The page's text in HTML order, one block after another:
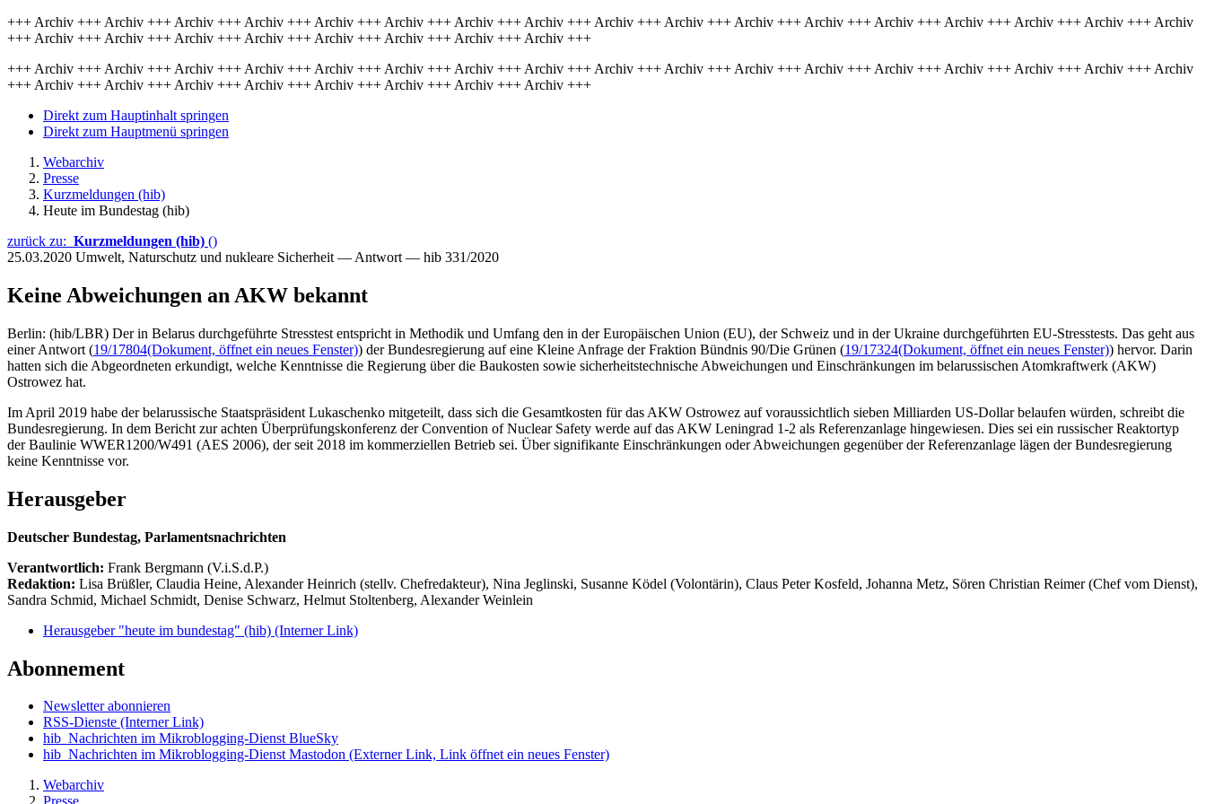
+++ Archiv +++ Archiv +++ Archiv +++ Archiv +++ Archiv +++ Archiv +++ Archiv +++ Archiv +++ Archiv +++ Archiv +++ Archiv +++ Archiv +++ Archiv +++ Archiv +++ Archiv +++ Archiv +++ Archiv
+++ Archiv +++ Archiv +++ Archiv +++ Archiv +++ Archiv +++ Archiv +++ Archiv +++ Archiv +++
+++ Archiv +++ Archiv +++ Archiv +++ Archiv +++ Archiv +++ Archiv +++ Archiv +++ Archiv +++ Archiv +++ Archiv +++ Archiv +++ Archiv +++ Archiv +++ Archiv +++ Archiv +++ Archiv +++ Archiv
+++ Archiv +++ Archiv +++ Archiv +++ Archiv +++ Archiv +++ Archiv +++ Archiv +++ Archiv +++
Direkt zum Hauptinhalt springen
Direkt zum Hauptmenü springen
Webarchiv
Presse
Kurzmeldungen (hib)
Heute im Bundestag (hib)
zurück zu: Kurzmeldungen (hib) ()
25.03.2020 Umwelt, Naturschutz und nukleare Sicherheit — Antwort — hib 331/2020
Keine Abweichungen an AKW bekannt
Berlin: (hib/LBR) Der in Belarus durchgeführte Stresstest entspricht in Methodik und Umfang den in der Europäischen Union (EU), der Schweiz und in der Ukraine durchgeführten EU-Stresstests. Das geht aus
einer Antwort (19/17804(Dokument, öffnet ein neues Fenster)) der Bundesregierung auf eine Kleine Anfrage der Fraktion Bündnis 90/Die Grünen (19/17324(Dokument, öffnet ein neues Fenster)) hervor. Darin
hatten sich die Abgeordneten erkundigt, welche Kenntnisse die Regierung über die Baukosten sowie sicherheitstechnische Abweichungen und Einschränkungen im belarussischen Atomkraftwerk (AKW)
Ostrowez hat.
Im April 2019 habe der belarussische Staatspräsident Lukaschenko mitgeteilt, dass sich die Gesamtkosten für das AKW Ostrowez auf voraussichtlich sieben Milliarden US-Dollar belaufen würden, schreibt die
Bundesregierung. In dem Bericht zur achten Überprüfungskonferenz der Convention of Nuclear Safety werde auf das AKW Leningrad 1-2 als Referenzanlage hingewiesen. Dies sei ein russischer Reaktortyp
der Baulinie WWER1200/W491 (AES 2006), der seit 2018 im kommerziellen Betrieb sei. Über signifikante Einschränkungen oder Abweichungen gegenüber der Referenzanlage lägen der Bundesregierung
keine Kenntnisse vor.
Herausgeber
Deutscher Bundestag, Parlamentsnachrichten
Verantwortlich: Frank Bergmann (V.i.S.d.P.)
Redaktion: Lisa Brüßler, Claudia Heine, Alexander Heinrich (stellv. Chefredakteur), Nina Jeglinski, Susanne Ködel (Volontärin), Claus Peter Kosfeld, Johanna Metz, Sören Christian Reimer (Chef vom Dienst),
Sandra Schmid, Michael Schmidt, Denise Schwarz, Helmut Stoltenberg, Alexander Weinlein
Herausgeber "heute im bundestag" (hib) (Interner Link)
Abonnement
Newsletter abonnieren
RSS-Dienste (Interner Link)
hib_Nachrichten im Mikroblogging-Dienst BlueSky
hib_Nachrichten im Mikroblogging-Dienst Mastodon (Externer Link, Link öffnet ein neues Fenster)
Webarchiv